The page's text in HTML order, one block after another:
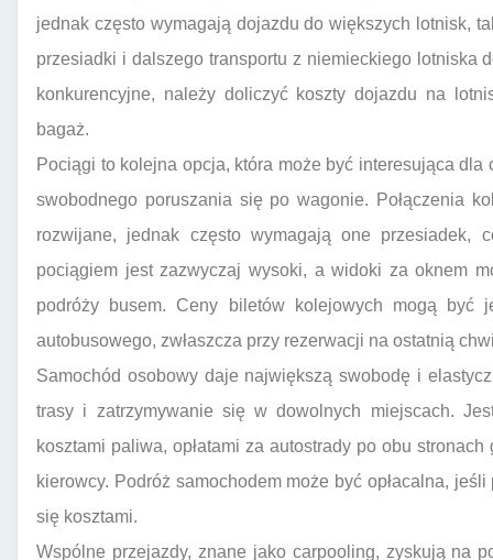
jednak często wymagają dojazdu do większych lotnisk,
przesiadki i dalszego transportu z niemieckiego lotniska
konkurencyjne, należy doliczyć koszty dojazdu na
bagaż.
Pociągi to kolejna opcja, która może być interesująca
swobodnego poruszania się po wagonie. Połączenia
rozwijane, jednak często wymagają one przesiadek,
pociągiem jest zazwyczaj wysoki, a widoki za oknem
podróży busem. Ceny biletów kolejowych mogą być
autobusowego, zwłaszcza przy rezerwacji na ostatnią
Samochód osobowy daje największą swobodę i
trasy i zatrzymywanie się w dowolnych miejscach.
kosztami paliwa, opłatami za autostrady po obu
kierowcy. Podróż samochodem może być opłacalna,
się kosztami.
Wspólne przejazdy, znane jako carpooling, zyskują na